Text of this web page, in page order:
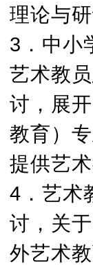
理论与研
3．中小
艺术教
讨，展
教育）
提供艺
4．艺术
讨，关
外艺术